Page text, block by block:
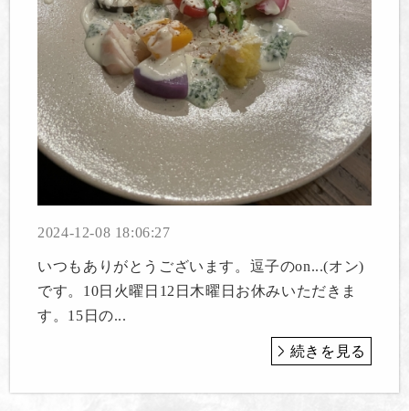
2024-12-08 18:06:27
いつもありがとうございます。逗子のon...(オン)
です。10日火曜日12日木曜日お休みいただきま
す。15日の...
続きを見る